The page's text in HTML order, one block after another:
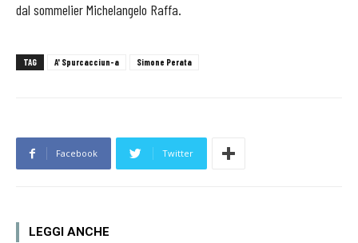
dal sommelier Michelangelo Raffa.
TAG A' Spurcacciun-a Simone Perata
Facebook Twitter
LEGGI ANCHE